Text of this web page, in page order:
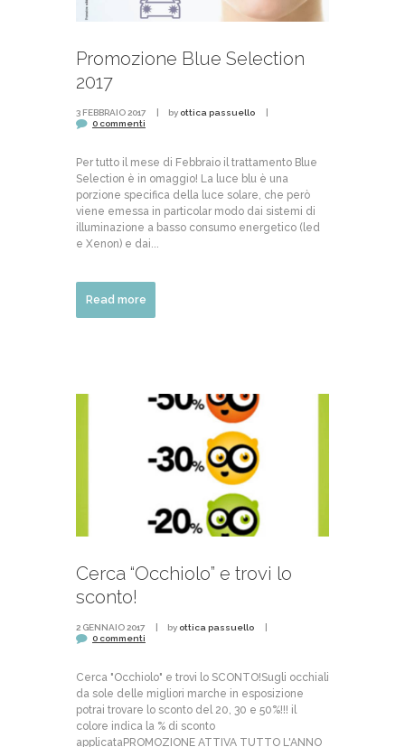
Promozione Blue Selection
2017
3 FEBBRAIO 2017 by ottica passuello
0 commenti
Per tutto il mese di Febbraio il trattamento Blue
Selection è in omaggio! La luce blu è una
porzione specifica della luce solare, che però
viene emessa in particolar modo dai sistemi di
illuminazione a basso consumo energetico (led
e Xenon) e dai...
Read more
Cerca “Occhiolo” e trovi lo
sconto!
2 GENNAIO 2017 by ottica passuello
0 commenti
Cerca "Occhiolo" e trovi lo SCONTO!Sugli occhiali
da sole delle migliori marche in esposizione
potrai trovare lo sconto del 20, 30 e 50%!!! il
colore indica la % di sconto
applicataPROMOZIONE ATTIVA TUTTO L'ANNO